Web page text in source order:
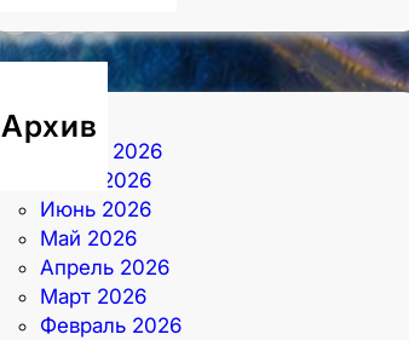
Архив
Август 2026
Июль 2026
Июнь 2026
Май 2026
Апрель 2026
Март 2026
Февраль 2026